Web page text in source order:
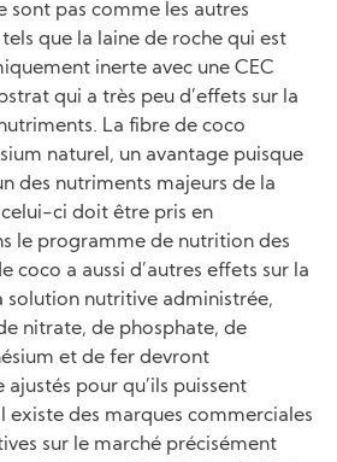
sont pas comme les autres
que la laine de roche qui est
inerte avec une CEC
qui a très peu d’effets sur la
La fibre de coco
naturel, un avantage puisque
des nutriments majeurs de la
ci doit être pris en
le programme de nutrition des
coco a aussi d’autres effets sur la
solution nutritive administrée,
nitrate, de phosphate, de
et de fer devront
pour qu’ils puissent
existe des marques commerciales
sur le marché précisément